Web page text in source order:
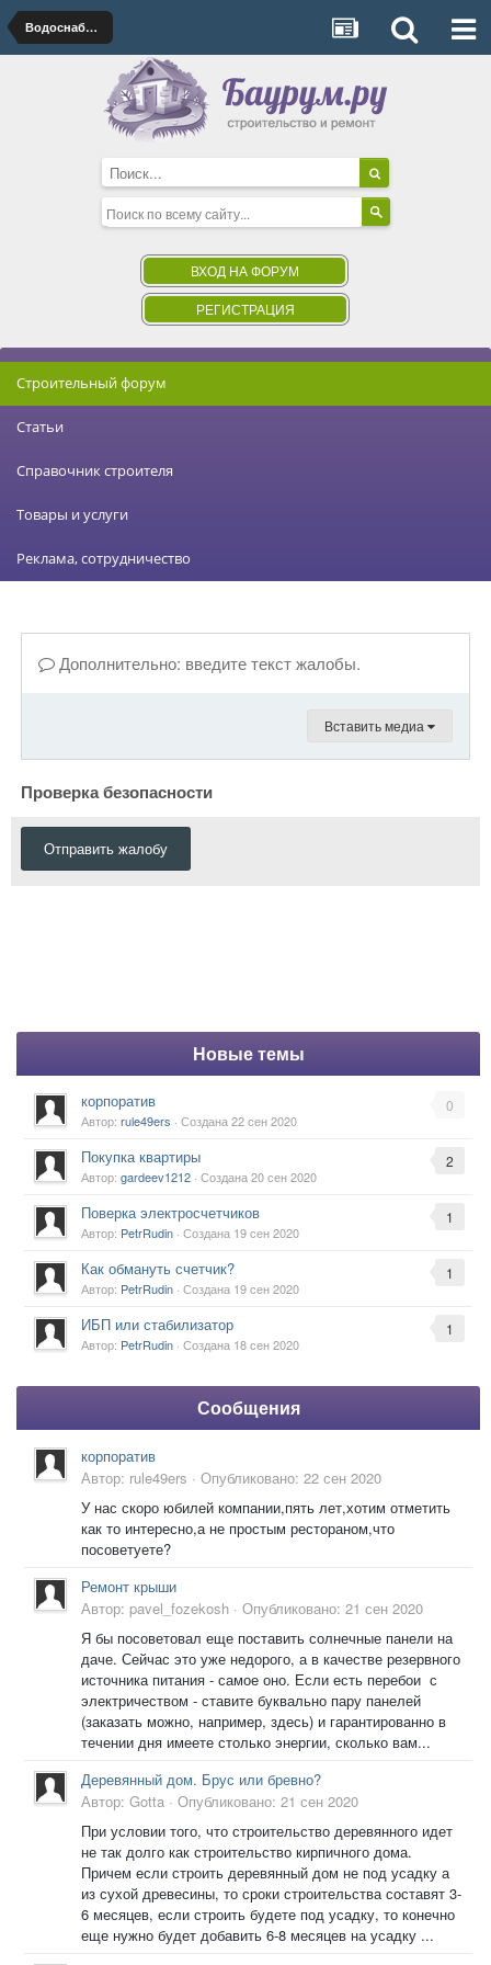
Водоснабжение, канализация
ВХОД НА ФОРУМ
РЕГИСТРАЦИЯ
Строительный форум
Статьи
Справочник строителя
Товары и услуги
Реклама, сотрудничество
Дополнительно: введите текст жалобы.
Вставить медиа
Проверка безопасности
Отправить жалобу
Новые темы
0
корпоратив
Автор: rule49ers · Создана22 сен 2020
2
Покупка квартиры
Автор: gardeev1212 · Создана20 сен 2020
1
Поверка электросчетчиков
Автор: PetrRudin · Создана 19 сен 2020
1
Как обмануть счетчик?
Автор: PetrRudin · Создана 19 сен 2020
1
ИБП или стабилизатор
Автор: PetrRudin · Создана 18 сен 2020
Сообщения
корпоратив
Автор: rule49ers · Опубликовано: 22 сен 2020
У нас скоро юбилей компании,пять лет,хотим отметить
как то интересно,а не простым рестораном,что
посоветуете?
Ремонт крыши
Автор: pavel_fozekosh · Опубликовано: 21 сен 2020
Я бы посоветовал еще поставить солнечные панели на
даче. Сейчас это уже недорого, а в качестве резервного
источника питания - самое оно. Если есть перебои с
электричеством - ставите буквально пару панелей
(заказать можно, например, здесь) и гарантированно в
течении дня имеете столько энергии, сколько вам...
Деревянный дом. Брус или бревно?
Автор: Gotta · Опубликовано: 21 сен 2020
При условии того, что строительство деревянного идет
не так долго как строительство кирпичного дома.
Причем если строить деревянный дом не под усадку а
из сухой древесины, то сроки строительства составят 3-
6 месяцев, если строить будете под усадку, то конечно
еще нужно будет добавить 6-8 месяцев на усадку ...